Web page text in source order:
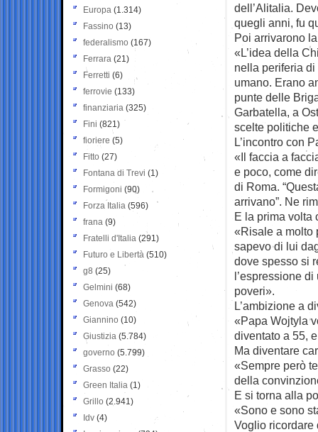
dell’Alitalia.
quegli anni, fu
Poi arrivarono
«L’idea della
nella periferia
umano. Erano
punte delle
Garbatella, a
scelte politiche
L’incontro con
«Il faccia a
e poco, come
di Roma.
arrivano”. Ne
E la prima volta
«Risale a molto
sapevo di lui
dove spesso si
l’espressione
poveri».
L’ambizione a
«Papa Wojtyla
diventato a 55,
Ma diventare
«Sempre però
della
E si torna alla
«Sono e sono
Voglio ricordare
Europa (1.314)
Fassino (13)
federalismo (167)
Ferrara (21)
Ferretti (6)
ferrovie (133)
finanziaria (325)
Fini (821)
fioriere (5)
Fitto (27)
Fontana di Trevi (1)
Formigoni (90)
Forza Italia (596)
frana (9)
Fratelli d'Italia (291)
Futuro e Libertà (510)
g8 (25)
Gelmini (68)
Genova (542)
Giannino (10)
Giustizia (5.784)
governo (5.799)
Grasso (22)
Green Italia (1)
Grillo (2.941)
Idv (4)